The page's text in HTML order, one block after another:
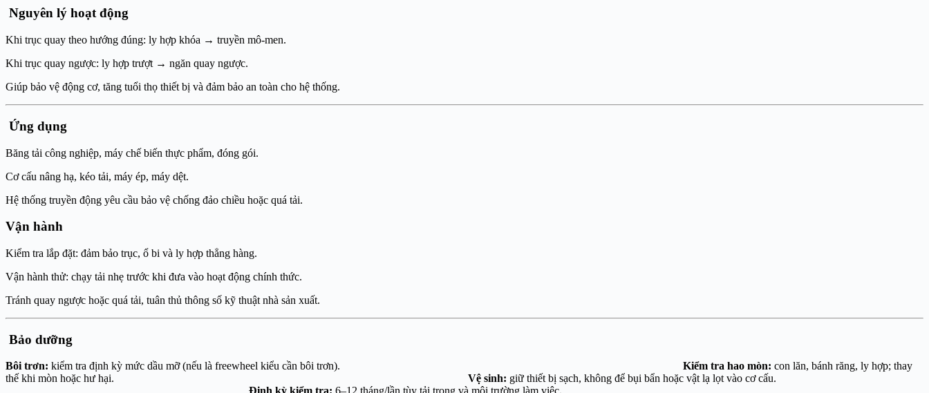
Nguyên lý hoạt động
Khi trục quay theo hướng đúng: ly hợp khóa → truyền mô-men.
Khi trục quay ngược: ly hợp trượt → ngăn quay ngược.
Giúp bảo vệ động cơ, tăng tuổi thọ thiết bị và đảm bảo an toàn cho hệ thống.
Ứng dụng
Băng tải công nghiệp, máy chế biến thực phẩm, đóng gói.
Cơ cấu nâng hạ, kéo tải, máy ép, máy dệt.
Hệ thống truyền động yêu cầu bảo vệ chống đảo chiều hoặc quá tải.
Vận hành
Kiểm tra lắp đặt: đảm bảo trục, ổ bi và ly hợp thẳng hàng.
Vận hành thử: chạy tải nhẹ trước khi đưa vào hoạt động chính thức.
Tránh quay ngược hoặc quá tải, tuân thủ thông số kỹ thuật nhà sản xuất.
Bảo dưỡng
Bôi trơn: kiểm tra định kỳ mức dầu mỡ (nếu là freewheel kiểu cần bôi trơn). Kiểm tra hao mòn: con lăn, bánh răng, ly hợp; thay
thế khi mòn hoặc hư hại. Vệ sinh: giữ thiết bị sạch, không để bụi bẩn hoặc vật lạ lọt vào cơ cấu.